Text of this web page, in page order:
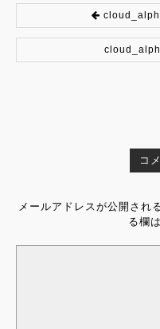
コ
メールアドレスが公開され
る欄